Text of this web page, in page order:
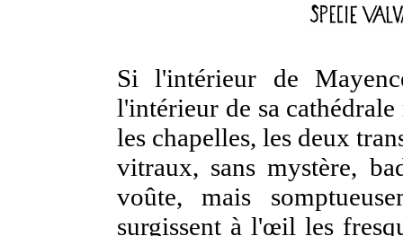
Si l'intérieur de
l'intérieur de sa
les chapelles, les deux
vitraux, sans mystère,
voûte, mais
surgissent à l'œil les